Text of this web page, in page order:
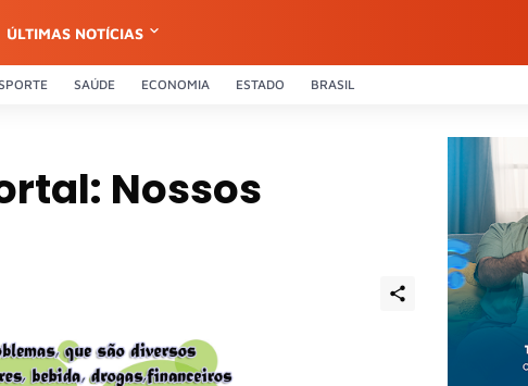
ÚLTIMAS NOTÍCIAS
SAÚDE ECONOMIA ESTADO BRASIL
Nossos